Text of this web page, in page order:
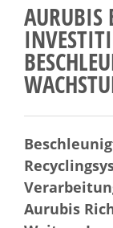
AURUBIS
Aurubis